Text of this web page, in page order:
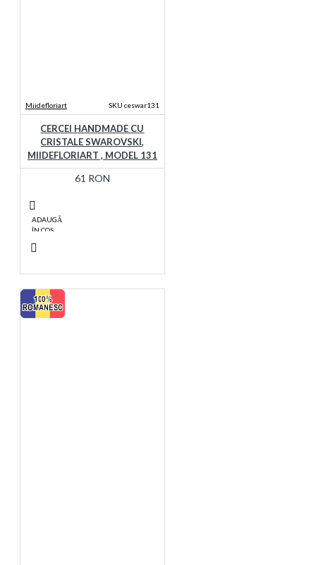
Miidefloriart SKU ceswar131
CERCEI HANDMADE CU
CRISTALE SWAROVSKI,
MIIDEFLORIART , MODEL 131
61 RON
ADAUGĂ
ÎN COŞ